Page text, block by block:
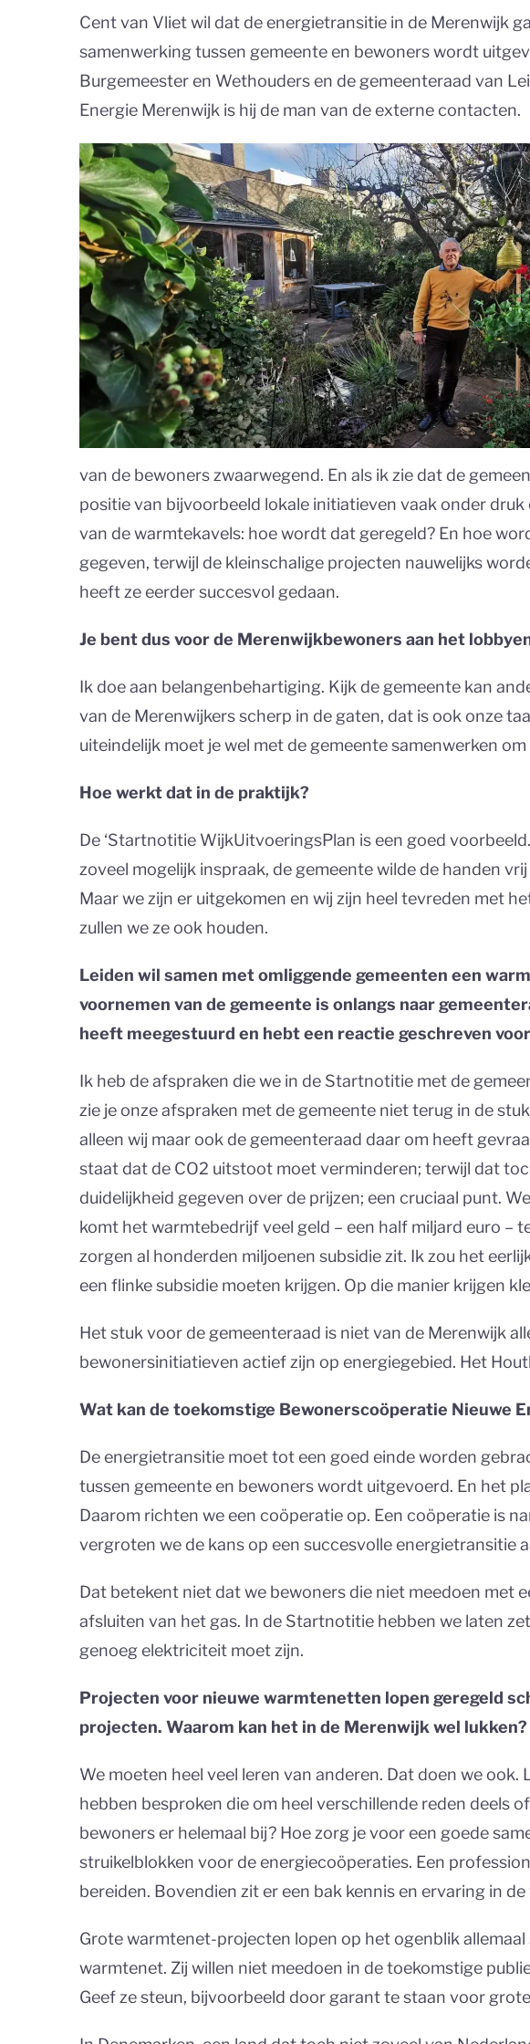
Cent van Vliet wil dat de energietransitie in de Merenwijk
samenwerking tussen gemeente en bewoners wordt
Burgemeester en Wethouders en de gemeenteraad van
Energie Merenwijk is hij de man van de externe contacten.
van de bewoners zwaarwegend. En als ik zie dat de
positie van bijvoorbeeld lokale initiatieven vaak onder
van de warmtekavels: hoe wordt dat geregeld? En hoe
gegeven, terwijl de kleinschalige projecten nauwelijks
heeft ze eerder succesvol gedaan.
Je bent dus voor de Merenwijkbewoners aan het
Ik doe aan belangenbehartiging. Kijk de gemeente kan
van de Merenwijkers scherp in de gaten, dat is ook onze
uiteindelijk moet je wel met de gemeente samenwerken
Hoe werkt dat in de praktijk?
De ‘Startnotitie WijkUitvoeringsPlan is een goed
zoveel mogelijk inspraak, de gemeente wilde de handen
Maar we zijn er uitgekomen en wij zijn heel tevreden met
zullen we ze ook houden.
Leiden wil samen met omliggende gemeenten een
voornemen van de gemeente is onlangs naar
heeft meegestuurd en hebt een reactie geschreven
Ik heb de afspraken die we in de Startnotitie met de
zie je onze afspraken met de gemeente niet terug in de
alleen wij maar ook de gemeenteraad daar om heeft
staat dat de CO2 uitstoot moet verminderen; terwijl dat
duidelijkheid gegeven over de prijzen; een cruciaal punt.
komt het warmtebedrijf veel geld – een half miljard euro –
zorgen al honderden miljoenen subsidie zit. Ik zou het
een flinke subsidie moeten krijgen. Op die manier krijgen
Het stuk voor de gemeenteraad is niet van de Merenwijk
bewonersinitiatieven actief zijn op energiegebied. Het
Wat kan de toekomstige Bewonerscoöperatie Nieuwe
De energietransitie moet tot een goed einde worden
tussen gemeente en bewoners wordt uitgevoerd. En het
Daarom richten we een coöperatie op. Een coöperatie is
vergroten we de kans op een succesvolle energietransitie
Dat betekent niet dat we bewoners die niet meedoen met
afsluiten van het gas. In de Startnotitie hebben we laten
genoeg elektriciteit moet zijn.
Projecten voor nieuwe warmtenetten lopen geregeld
projecten. Waarom kan het in de Merenwijk wel lukken?
We moeten heel veel leren van anderen. Dat doen we
hebben besproken die om heel verschillende reden deels
bewoners er helemaal bij? Hoe zorg je voor een goede
struikelblokken voor de energiecoöperaties. Een
bereiden. Bovendien zit er een bak kennis en ervaring in de
Grote warmtenet-projecten lopen op het ogenblik
warmtenet. Zij willen niet meedoen in de toekomstige
Geef ze steun, bijvoorbeeld door garant te staan voor